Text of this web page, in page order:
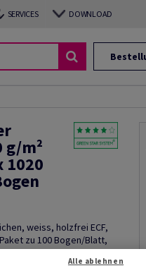
SERVICES DOWNLOAD
g/m²
1020
weiss, holzfrei ECF,
zu 100 Bogen/Blatt,
Alle ablehnen